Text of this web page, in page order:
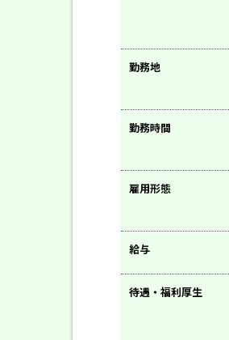
勤務地
勤務時間
雇用形態
給与
待遇・福利厚生